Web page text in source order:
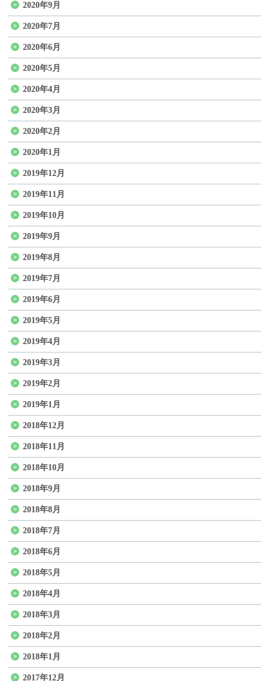
2020年9月
2020年7月
2020年6月
2020年5月
2020年4月
2020年3月
2020年2月
2020年1月
2019年12月
2019年11月
2019年10月
2019年9月
2019年8月
2019年7月
2019年6月
2019年5月
2019年4月
2019年3月
2019年2月
2019年1月
2018年12月
2018年11月
2018年10月
2018年9月
2018年8月
2018年7月
2018年6月
2018年5月
2018年4月
2018年3月
2018年2月
2018年1月
2017年12月